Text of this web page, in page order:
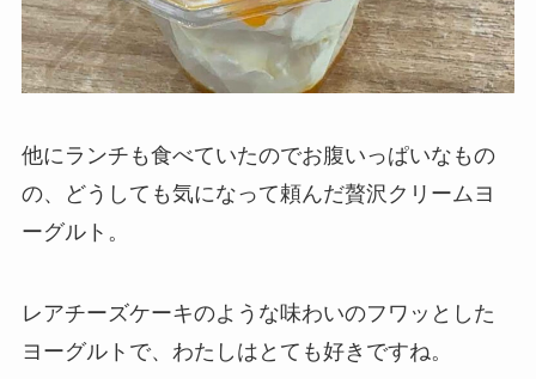
他にランチも食べていたのでお腹いっぱいなもの
の、どうしても気になって頼んだ贅沢クリームヨ
ーグルト。
レアチーズケーキのような味わいのフワッとした
ヨーグルトで、わたしはとても好きですね。